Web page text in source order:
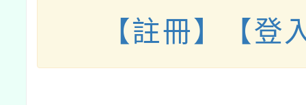
【註冊】 【登